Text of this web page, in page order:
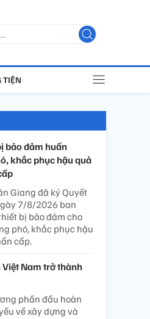
TIỆN
bảo đảm huấn
khắc phục hậu quả
Giang đã ký Quyết
7/8/2026 ban
bị bảo đảm cho
phó, khắc phục hậu
cấp.
Nam trở thành
phấn đấu hoàn
về xây dựng và